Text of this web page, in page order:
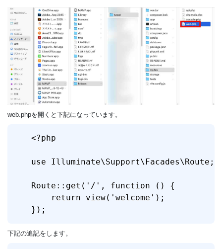
web.phpを開くと下記になっています。
<?php
use Illuminate\Support\Facades\Route;
Route::get('/', function () {
    return view('welcome');
});
下記の追記をします。